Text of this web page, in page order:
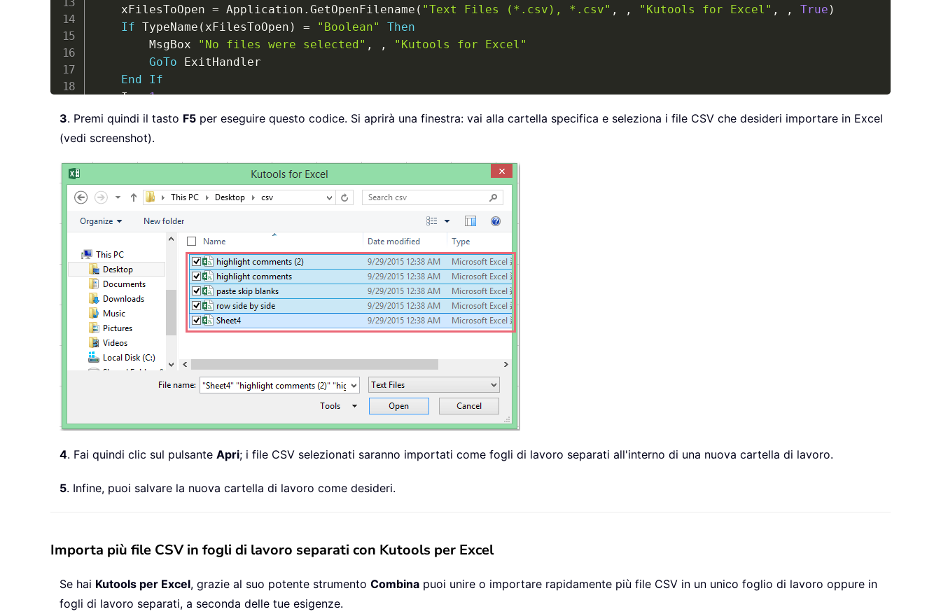
    xFilesToOpen
= Application . GetOpenFilename ( "Text Files (*.csv), *.csv" , , "Kutools for Excel" , , True )
If TypeName ( xFilesToOpen ) = "Boolean"
Then
        MsgBox
"No files were selected" , ,
"Kutools for Excel"
GoTo ExitHandler
End
If
    I
= 1
Set xTempWb = Workbooks.Open(xFilesToOpen(I))
    xTempWb
    xTempWb
.Close False
Do While I < UBound(xFilesToOpen)
        I
= I + 1
Set xTempWb xFilesToOpen( I)
        xTempWb
.Sheets .Move Sheets(xWb Sheets
Loop
ExitHandler
    Application
.ScreenUpdating
xScreen
Set
Nothing
Set
xTempWb = Nothing
Exit
ErrHandler
:
Description, , "Kutools for Excel"
ExitHandler
3. Premi quindi il tasto F5 per eseguire questo codice. Si aprirà una finestra: vai alla cartella specifica e seleziona i file CSV che desideri importare in Excel
(vedi screenshot).
4. Fai quindi clic sul pulsante Apri; i file CSV selezionati saranno importati come fogli di lavoro separati all'interno di una nuova cartella di lavoro.
5. Infine, puoi salvare la nuova cartella di lavoro come desideri.
Importa più file CSV in fogli di lavoro separati con Kutools per Excel
Se hai Kutools per Excel, grazie al suo potente strumento Combina puoi unire o importare rapidamente più file CSV in un unico foglio di lavoro oppure in
fogli di lavoro separati, a seconda delle tue esigenze.